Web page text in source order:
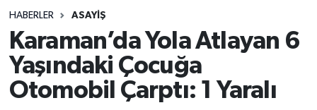
HABERLER ASAYIŞ
Karaman’da Yola Atlayan 6
Yaşındaki Çocuğa
Otomobil Çarptı: 1 Yaralı
Ulusal Haberler
Vefat Edenler